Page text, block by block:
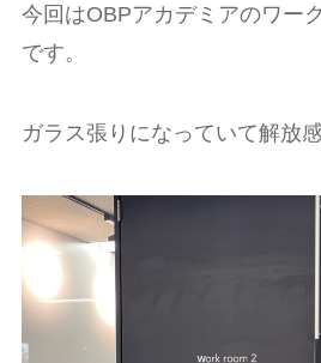
今回はOBPアカデミアのワー
です。
ガラス張りになっていて解放